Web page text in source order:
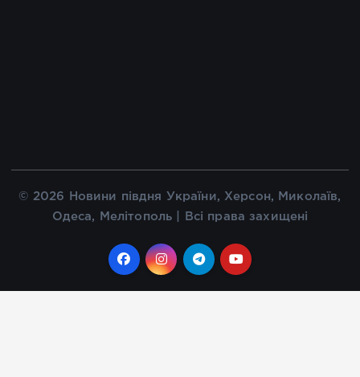
© 2026 Новини півдня України, Херсон, Миколаїв,
Одеса, Мелітополь | Всі права захищені